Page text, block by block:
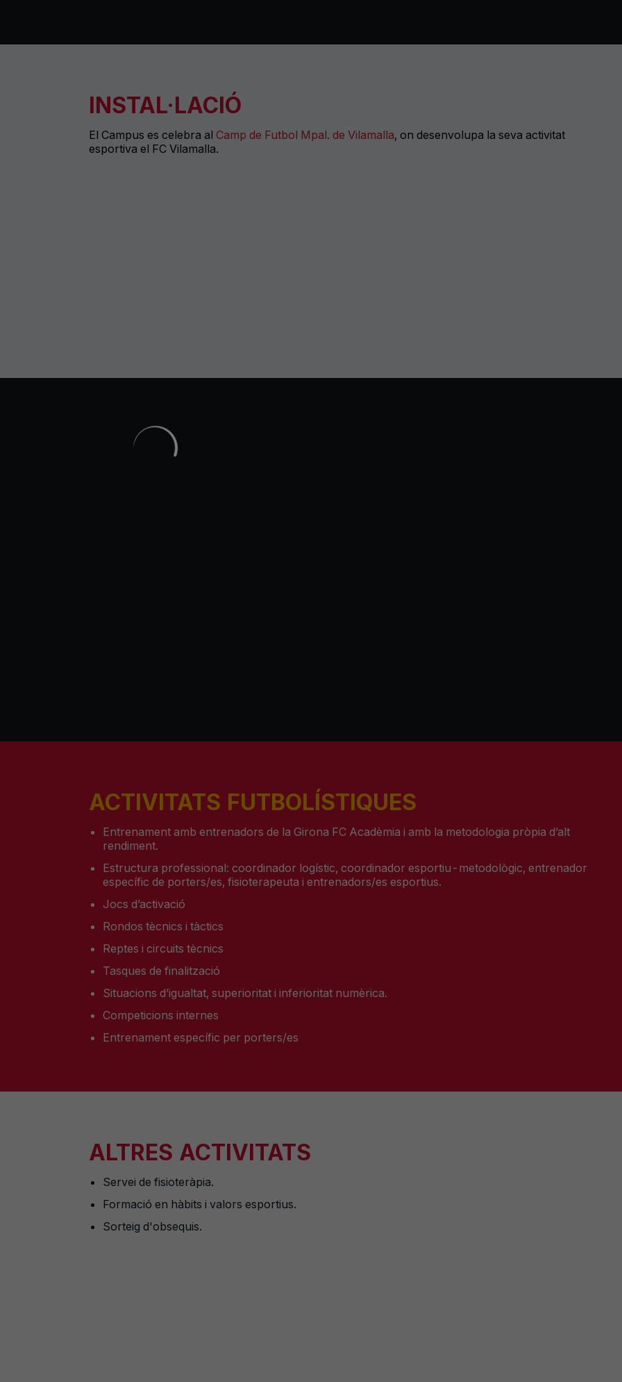
INSTAL·LACIÓ
El Campus es celebra al Camp de Futbol Mpal. de Vilamalla, on desenvolupa la seva activitat
esportiva el FC Vilamalla.
ACTIVITATS FUTBOLÍSTIQUES
Entrenament amb entrenadors de la Girona FC Acadèmia i amb la metodologia pròpia d’alt
rendiment.
Estructura professional: coordinador logístic, coordinador esportiu-metodològic, entrenador
específic de porters/es, fisioterapeuta i entrenadors/es esportius.
Jocs d’activació
Rondos tècnics i tàctics
Reptes i circuits tècnics
Tasques de finalització
Situacions d’igualtat, superioritat i inferioritat numèrica.
Competicions internes
Entrenament específic per porters/es
ALTRES ACTIVITATS
Servei de fisioteràpia.
Formació en hàbits i valors esportius.
Sorteig d'obsequis.